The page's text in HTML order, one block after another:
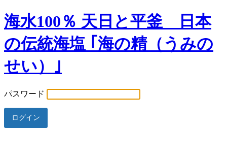
海水100％ 天日と平釜 日本
の伝統海塩 ｢海の精（うみの
せい）｣
パスワード